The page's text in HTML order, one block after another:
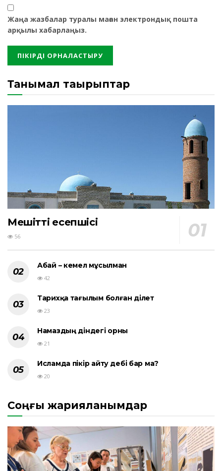
Жаңа жазбалар туралы маған электрондық пошта
арқылы хабарлаңыз.
Танымал тақырыптар
Мешіттің есепшісі
56
Абай – кемел мұсылман
42
Тарихқа тағылым болған әділет
23
Намаздың діндегі орны
21
Исламда пікір айту әдебі бар ма?
20
Соңғы жарияланымдар